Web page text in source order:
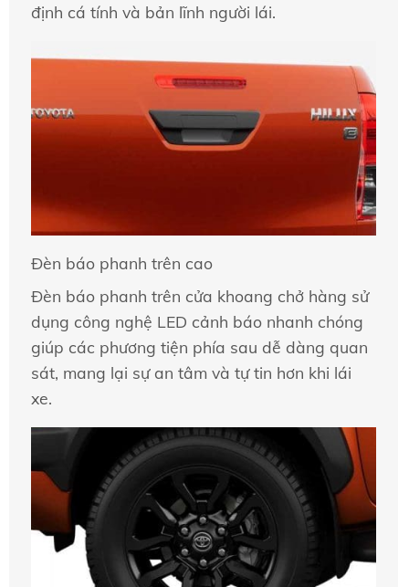
định cá tính và bản lĩnh người lái.
Đèn báo phanh trên cao
Đèn báo phanh trên cửa khoang chở hàng sử
dụng công nghệ LED cảnh báo nhanh chóng
giúp các phương tiện phía sau dễ dàng quan
sát, mang lại sự an tâm và tự tin hơn khi lái
xe.